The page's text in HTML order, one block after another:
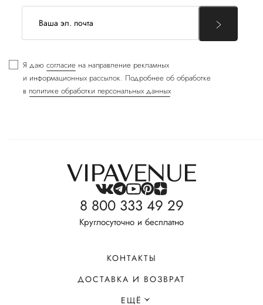
Я даю согласие на направление рекламных
и информационных рассылок. Подробнее об обработке
в политике обработки персональных данных
8 800 333 49 29
Круглосуточно и бесплатно
КОНТАКТЫ
ДОСТАВКА И ВОЗВРАТ
ЕЩЁ